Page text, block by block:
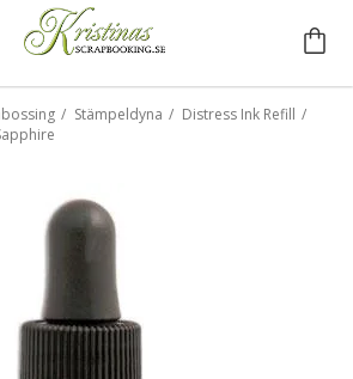
/ Stämpeldyna / Distress Ink Refill /